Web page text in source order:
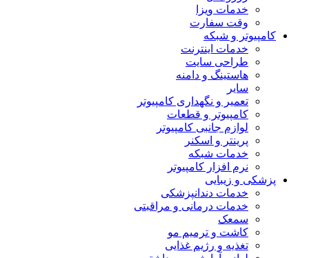
خدمات ویزا
وقت سفارت
کامپیوتر و شبکه
خدمات اینترنت
طراحی سایت
هاستینگ و دامنه
سایر
تعمیر و نگهداری کامپیوتر
کامپیوتر و قطعات
لوازم جانبی کامپیوتر
پرینتر و اسکنر
خدمات شبکه
نرم افزار کامپیوتر
پزشکی و زیبایی
خدمات دندانپزشکی
خدمات درمانی و مراقبتی
سمعک
کاشت و ترمیم مو
تغذیه و رژیم غذایی